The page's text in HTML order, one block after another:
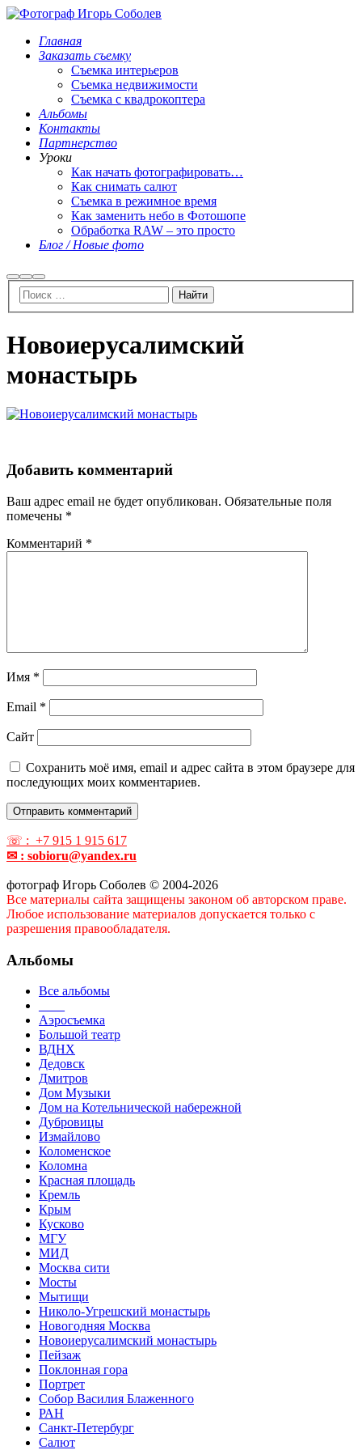
Главная
Заказать съемку
Съемка интерьеров
Съемка недвижимости
Съемка с квадрокоптера
Альбомы
Контакты
Партнерство
Уроки
Как начать фотографировать…
Как снимать салют
Съемка в режимное время
Как заменить небо в Фотошопе
Обработка RAW – это просто
Блог / Новые фото
НайтиБольше
информации
Главное
меню
Новоиерусалимский
монастырь
Добавить комментарий
Ваш адрес email не будет опубликован. Обязательные поля
помечены *
Комментарий *
Имя *
Email *
Сайт
Сохранить моё имя, email и адрес сайта в этом браузере для
последующих моих комментариев.
☏ : +7 915 1 915 617
✉ : sobioru@yandex.ru
фотограф Игорь Соболев © 2004-2026
Все материалы сайта защищены законом об авторском праве.
Любое использование материалов допускается только с
разрешения правообладателя.
Альбомы
Все альбомы
Аэросъемка
Большой театр
ВДНХ
Дедовск
Дмитров
Дом Музыки
Дом на Котельнической набережной
Дубровицы
Измайлово
Коломенское
Коломна
Красная площадь
Кремль
Крым
Кусково
МГУ
МИД
Москва сити
Мосты
Мытищи
Николо-Угрешский монастырь
Новогодняя Москва
Новоиерусалимский монастырь
Пейзаж
Поклонная гора
Портрет
Собор Василия Блаженного
РАН
Санкт-Петербург
Салют